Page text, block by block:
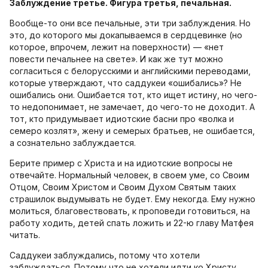
Заблуждение третье. Фигура третья, печальная.
Вообще-то они все печальные, эти три заблуждения. Но
это, до которого мы докапываемся в сердцевинке (но
которое, впрочем, лежит на поверхности) — «нет
повести печальнее на свете». И как же тут можно
согласиться с белорусскими и английскими переводами,
которые утверждают, что саддукеи «ошибались»? Не
ошибались они. Ошибается тот, кто ищет истину, но чего-
то недопонимает, не замечает, до чего-то не доходит. А
тот, кто придумывает идиотские басни про «волка и
семеро козлят», жену и семерых братьев, не ошибается,
а сознательно заблуждается.
Берите пример с Христа и на идиотские вопросы не
отвечайте. Нормальный человек, в своем уме, со Своим
Отцом, Своим Христом и Своим Духом Святым таких
страшилок выдумывать не будет. Ему некогда. Ему нужно
молиться, благовествовать, к проповеди готовиться, на
работу ходить, детей спать ложить и 22-ю главу Матфея
читать.
Саддукеи заблуждались, потому что хотели